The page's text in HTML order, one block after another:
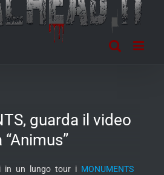
guarda il video
in un lungo tour i MONUMENTS